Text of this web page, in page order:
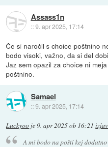
Assass1n
::9. apr 2025, 17:14
Če si naročil s choice poštnino
bodo visoki, važno, da si del
Jaz sem opazil za choice ni
poštnino.
Samael
::9. apr 2025, 17:14
Luckyoo je9. apr 2025 ob 16:21
A mi bodo na pošti kej